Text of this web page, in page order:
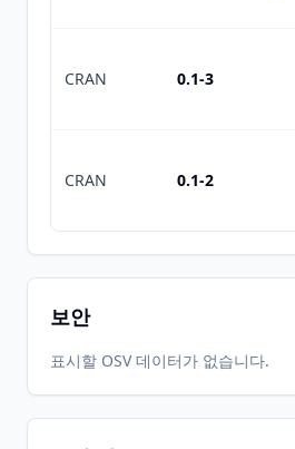
CRAN 0.1-3
CRAN 0.1-2
보안
표시할 OSV 데이터가 없습니다.